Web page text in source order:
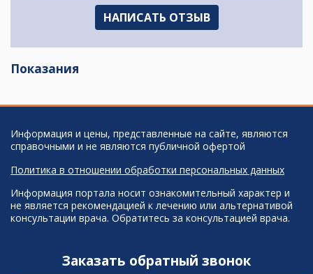
НАПИСАТЬ ОТЗЫВ
Показания
Информация и цены, представленные на сайте, являются
справочными и не являются публичной офертой
Политика в отношении обработки персональных данных
Информация портала носит ознакомительный характер и
не является рекомендацией к лечению или альтернативой
консультации врача. Обратитесь за консультацией врача.
Заказать обратный звонок